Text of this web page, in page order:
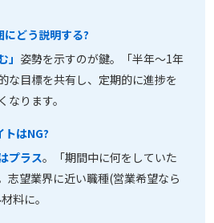
にどう説明する?
」 姿勢を示すのが鍵。「半年〜1年
な目標を共有し、定期的に進捗を
ります。
トはNG?
プラス。「期間中に何をしていた
志望業界に近い職種(営業希望なら
料に。